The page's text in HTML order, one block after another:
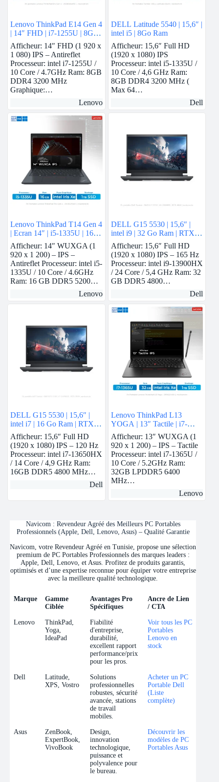
Lenovo ThinkPad E14 Gen 4
| 14″ FHD | i7-1255U | 8GB
Ram | Nvidia MX550 | 512
GB SSD
Afficheur: 14″ FHD (1 920 x
1 080) IPS – Antireflet
Processeur: intel i7-1255U /
10 Core / 4.7GHz Ram: 8GB
DDR4 3200 MHz
Graphique:…
Lenovo
DELL Latitude 5540 | 15,6″ |
intel i5 | 8Go Ram
Afficheur: 15,6″ Full HD
(1920 x 1080) IPS
Processeur: intel i5-1335U /
10 Core / 4,6 GHz Ram:
8GB DDR4 3200 MHz (
Max 64…
Dell
Lenovo ThinkPad T14 Gen 4
| Ecran 14″ | i5-1335U | 16
GB ram | intel Iris Xe | 1 TB
SSD
Afficheur: 14″ WUXGA (1
920 x 1 200) – IPS –
Antireflet Processeur: intel i5-
1335U / 10 Core / 4.6GHz
Ram: 16 GB DDR5 5200…
Lenovo
DELL G15 5530 | 15,6″ |
intel i9 | 32 Go Ram | RTX
4060
Afficheur: 15,6″ Full HD
(1920 x 1080) IPS – 165 Hz
Processeur: intel i9-13900HX
/ 24 Core / 5,4 GHz Ram: 32
GB DDR5 4800…
Dell
DELL G15 5530 | 15,6″ |
intel i7 | 16 Go Ram | RTX
3050
Afficheur: 15,6″ Full HD
(1920 x 1080) IPS – 120 Hz
Processeur: intel i7-13650HX
/ 14 Core / 4,9 GHz Ram:
16GB DDR5 4800 MHz…
Dell
Lenovo ThinkPad L13
YOGA | 13″ Tactile | i7-
1365U vPro | 32 GB Ram |
intel Iris Xe | 1 TB SSD
Afficheur: 13″ WUXGA (1
920 x 1 200) – IPS – Tactile
Processeur: intel i7-1365U /
10 Core / 5.2GHz Ram:
32GB LPDDR5 6400
MHz…
Lenovo
Navicom : Revendeur Agréé des Meilleurs PC Portables
Professionnels (Apple, Dell, Lenovo, Asus) – Qualité Garantie
Navicom, votre Revendeur Agréé en Tunisie, propose une sélection
premium de PC Portables Professionnels des marques leaders :
Apple, Dell, Lenovo, et Asus. Profitez de produits garantis,
optimisés et d’une expertise reconnue pour équiper votre entreprise
avec la meilleure qualité technologique.
Marque
Gamme
Ciblée
Avantages Pro
Spécifiques
Ancre de Lien
/ CTA
Marque
Gamme
Ciblée
Avantages Pro
Spécifiques
Ancre de Lien
/ CTA
Lenovo
ThinkPad,
Yoga,
IdeaPad
Fiabilité
d'entreprise,
durabilité,
excellent rapport
performance/prix
pour les pros.
Voir tous les PC
Portables
Lenovo en
stock
Dell
Latitude,
XPS, Vostro
Solutions
professionnelles
robustes, sécurité
avancée, stations
de travail
mobiles.
Acheter un PC
Portable Dell
(Liste
complète)
Asus
ZenBook,
ExpertBook,
VivoBook
Design,
innovation
technologique,
puissance et
polyvalence pour
le bureau.
Découvrir les
modèles de PC
Portables Asus